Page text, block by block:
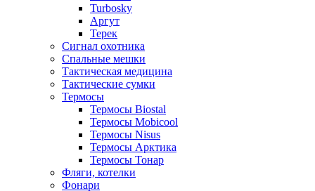
Turbosky
Аргут
Терек
Сигнал охотника
Спальные мешки
Тактическая медицина
Тактические сумки
Термосы
Термосы Biostal
Термосы Mobicool
Термосы Nisus
Термосы Арктика
Термосы Тонар
Фляги, котелки
Фонари